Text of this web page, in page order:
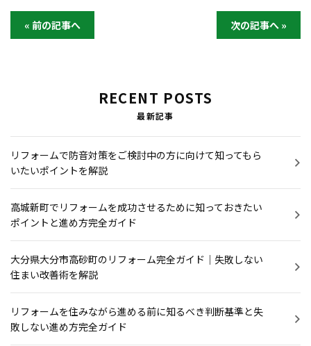
« 前の記事へ 次の記事へ »
RECENT POSTS
最新記事
リフォームで防音対策をご検討中の方に向けて知ってもら
いたいポイントを解説
高城新町でリフォームを成功させるために知っておきたい
ポイントと進め方完全ガイド
大分県大分市高砂町のリフォーム完全ガイド｜失敗しない
住まい改善術を解説
リフォームを住みながら進める前に知るべき判断基準と失
敗しない進め方完全ガイド